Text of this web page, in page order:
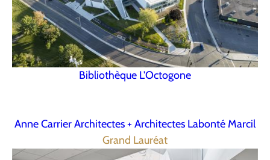
Bibliothèque L'Octogone
Anne Carrier Architectes + Architectes Labonté Marcil
Grand Lauréat